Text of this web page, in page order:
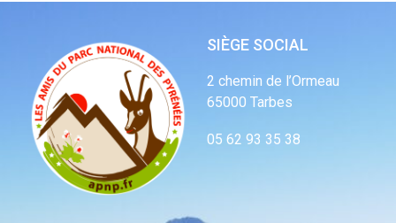
SIÈGE SOCIAL
2 chemin de l’Ormeau
65000 Tarbes
05 62 93 35 38